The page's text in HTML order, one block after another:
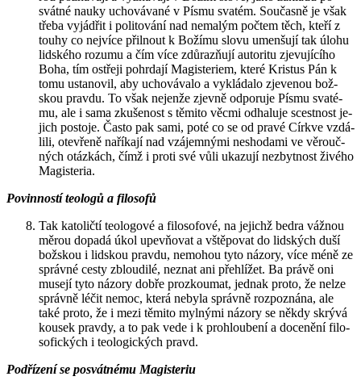
svát­né nauky ucho­vá­va­né v Písmu sva­tém. Sou­čas­ně je však
třeba vy­já­d­řit i po­li­to­vá­ní nad ne­ma­lým po­čtem těch, kteří z
touhy co nej­ví­ce při­lnout k Bo­ží­mu slovu umen­šu­jí tak úlohu
lid­ské­ho ro­zu­mu a čím více zdů­razňují au­to­ri­tu zje­vu­jí­cí­ho
Boha, tím os­tře­ji po­hr­da­jí Magis­te­ri­em, které Kris­tus Pán k
tomu usta­no­vil, aby ucho­vá­va­lo a vy­klá­da­lo zje­ve­nou bož­
skou prav­du. To však nejen­že zjev­ně od­po­ru­je Písmu sva­té­
mu, ale i sama zku­še­nost s tě­mi­to věcmi od­ha­lu­je scest­nost je­
jich po­sto­je. Často pak sami, poté co se od pravé Církve vzdá­
li­li, ote­vře­ně na­ří­ka­jí nad vzá­jem­ný­mi ne­sho­da­mi ve vě­rouč­
ných otáz­kách, čímž i proti své vůli uka­zu­jí ne­zbyt­nost ži­vé­ho
Magis­te­ria.
Po­vin­nos­tí te­o­lo­gů a fi­lo­so­fů
Tak ka­to­lič­tí te­o­lo­go­vé a fi­lo­so­fo­vé, na je­jichž bedra váž­nou
měrou do­pa­dá úkol upevňovat a vště­po­vat do lid­ských duší
bož­skou i lid­skou prav­du, ne­mo­hou tyto ná­zo­ry, více méně ze
správ­né cesty zblou­di­lé, ne­znat ani pře­hlí­žet. Ba právě oni
muse­jí tyto ná­zo­ry dobře pro­zkou­mat, jed­nak proto, že nelze
správ­ně léčit nemoc, která ne­by­la správ­ně roz­po­zná­na, ale
také proto, že i mezi tě­mi­to myl­ný­mi ná­zo­ry se někdy skrý­vá
kou­sek prav­dy, a to pak vede i k pro­hlou­be­ní a do­ce­ně­ní fi­lo­
so­fic­kých i te­o­lo­gic­kých pravd.
Pod­ří­ze­ní se po­svát­né­mu Magis­te­riu